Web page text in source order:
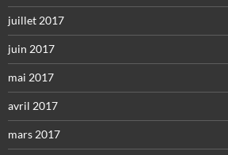
juillet 2017
juin 2017
mai 2017
avril 2017
mars 2017